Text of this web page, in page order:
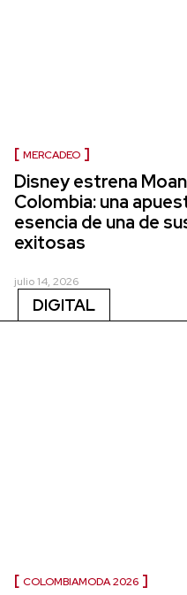
MERCADEO
Disney estrena
Colombia: una
esencia de una de
exitosas
julio 14, 2026
DIGITAL
COLOMBIAMODA 2026